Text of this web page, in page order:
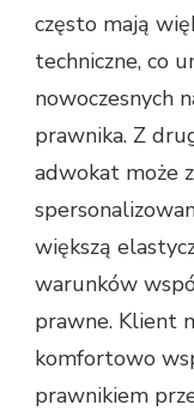
często mają
techniczne, co
nowoczesnych
prawnika. Z
adwokat może
większą
warunków
prawne. Klient
komfortowo
prawnikiem